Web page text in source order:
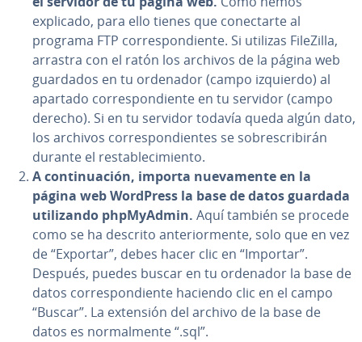
explicado, para ello tienes que co­ne­c­tar­te al
programa FTP co­rre­s­po­n­die­n­te. Si utilizas FileZilla,
arrastra con el ratón los archivos de la página web
guardados en tu ordenador (campo izquierdo) al
apartado co­rre­s­po­n­die­n­te en tu servidor (campo
derecho). Si en tu servidor todavía queda algún dato,
los archivos co­rre­s­po­n­die­n­tes se so­bre­s­cri­bi­rán
durante el re­s­ta­ble­ci­mie­n­to.
A co­n­ti­nua­ción, importa nue­va­me­n­te en la
página web WordPress la base de datos guardada
uti­li­za­n­do ph­p­M­yA­d­min. Aquí también se procede
como se ha descrito an­te­rio­r­me­n­te, solo que en vez
de “Exportar”, debes hacer clic en “Importar”.
Después, puedes buscar en tu ordenador la base de
datos co­rre­s­po­n­die­n­te haciendo clic en el campo
“Buscar”. La extensión del archivo de la base de
datos es no­r­ma­l­me­n­te “.sql”.